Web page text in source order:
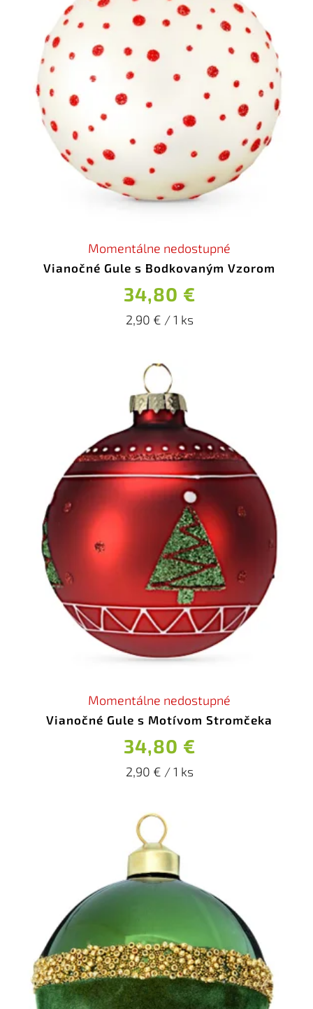
Vianočné Gule s Bodkovaným Vzorom
Momentálne nedostupné
34,80 €
2,90 € / 1 ks
Vianočné Gule s Motívom Stromčeka
Momentálne nedostupné
34,80 €
2,90 € / 1 ks